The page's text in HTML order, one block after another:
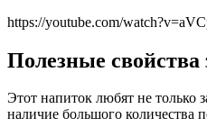
https://youtube.com/
Полезные свойства
Этот напиток любят не только
наличие большого количества